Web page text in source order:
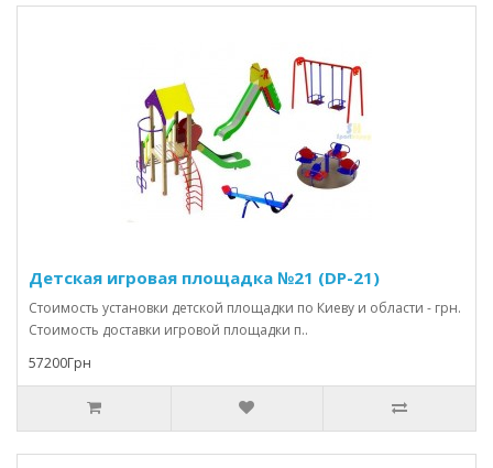
Детская игровая площадка №21 (DP-21)
Стоимость установки детской площадки по Киеву и области - грн.
Стоимость доставки игровой площадки п..
57200Грн